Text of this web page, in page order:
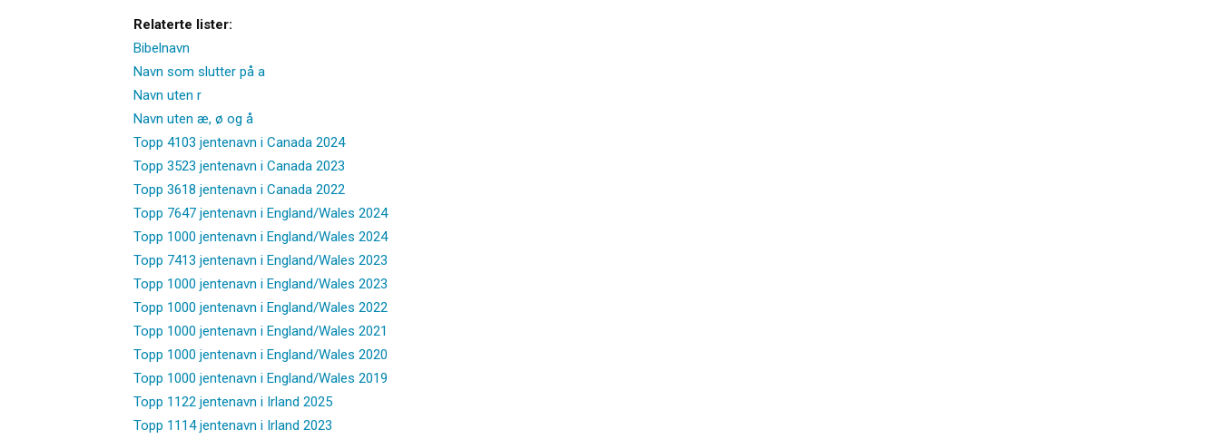
Relaterte lister:
Bibelnavn
Navn som slutter på a
Navn uten r
Navn uten æ, ø og å
Topp 4103 jentenavn i Canada 2024
Topp 3523 jentenavn i Canada 2023
Topp 3618 jentenavn i Canada 2022
Topp 7647 jentenavn i England/Wales 2024
Topp 1000 jentenavn i England/Wales 2024
Topp 7413 jentenavn i England/Wales 2023
Topp 1000 jentenavn i England/Wales 2023
Topp 1000 jentenavn i England/Wales 2022
Topp 1000 jentenavn i England/Wales 2021
Topp 1000 jentenavn i England/Wales 2020
Topp 1000 jentenavn i England/Wales 2019
Topp 1122 jentenavn i Irland 2025
Topp 1114 jentenavn i Irland 2023